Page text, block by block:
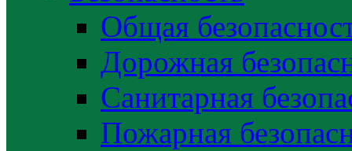
Общая
Дорожная
Санитарная
Пожарная